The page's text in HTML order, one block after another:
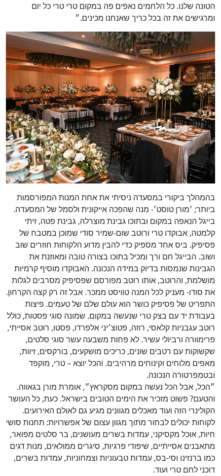
הטונה שלנו. כל הלחמים נאפים פה במקום טרי טרי כל יום
ומרגישים את זה בכל כריך שאנחנו מכינים.״
בהמהלך ביקורי במסעדה ניסיתי את אחת המנות המפורסמות
ביותר; ׳מורן טוסט׳- מנה שהפכה אייקונית ולסמל של המסעדה.
בייגל הנאפה במקום ובתוכו גבינת מוצרלה, גבינת פטה, זיתי
קלמטה, אבוקדו טרי ורוטב שום-שמיר סודי שמוכן במטבח של
פסיפיק. ביס אחד מספיק כדי להבין מדוע הלקוחות חוזרים שוב
ושוב. הבייגל חם ורך ומכיל בתוכו בצורה טובה ומאוזנת את
הגבינות שנמסות בדיוק במידה הנכונה. האבוקדו מוסיף קרמיות
מושלמת, והרוטב, אותו רוטב מפורסם שפסיפיק מסרבים לגלות
את סודו- מעניק לכל המנה טוויסט ממכר. אבל זה רק קצה הקרחון.
התפריט של פסיפיק כושר הוא עולם שלם של טעמים. פיצות
בעבודת יד עם בצק טרי שנעשה במקום. שמונה סוגי פסטות, כולל
רוטב עגבניות קלאסי, רוזה, פטוצ׳יני אלפרדו, פסטו, רוטב אסייתי,
פרימוורה ורביולי עשיר. לא פחות משבעה עשר סוגי סלטים,
שקשוקות עם רטבים שונים, כריכים מושקעים, בורקסים, זיוות,
מאפים מלוחים וקינוחים מרהיבים. והכל יוצא – טרי, מוקפד
ובטמפרטורה הנכונה.
״הכל, אבל הכל נעשה במקום מסקראץ״, אומרת מורן בגאווה.
והטעם? פשוט מזכיר את הימים הטובים בישראל. כעת, כל העושר
הקולינרי הזה ועוד מאכלים מגוונים מגיע גם לאולם האירועים.
לקוחות יכולים לבחור מתוך מגוון עצום של אפשרויות: תחנות סושי
חיות, אוכל מקסיקני, עמדות בשרים מעושנים, בר סלטים מפואר,
מתאבנים אסייתיים, שיפודי פרגיות, סיגרים ממולאים, מנות דגים
כמו ברנזינו וסי-בס, עמדות טבעוניות וצמחוניות, עמדות בשרים,
דוכני לחם טרי ועוד.